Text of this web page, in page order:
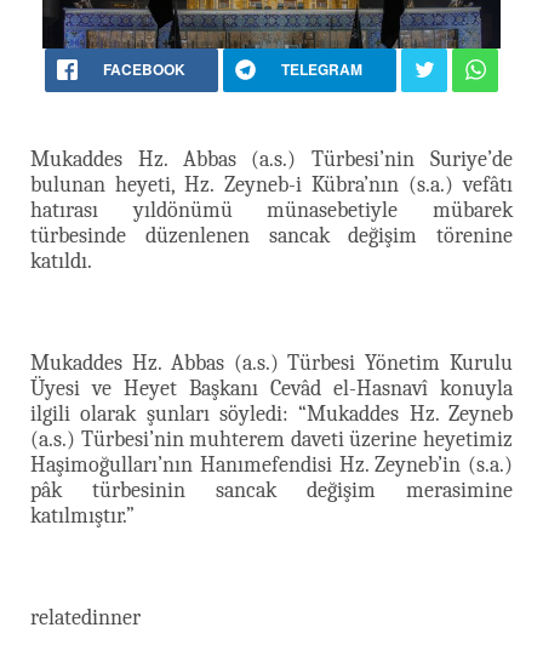
FACEBOOK TELEGRAM
Mukaddes Hz. Abbas (a.s.) Türbesi’nin Suriye’de
bulunan heyeti, Hz. Zeyneb-i Kübra’nın (s.a.) vefâtı
hatırası yıldönümü münasebetiyle mübarek
türbesinde düzenlenen sancak değişim törenine
katıldı.
Mukaddes Hz. Abbas (a.s.) Türbesi Yönetim Kurulu
Üyesi ve Heyet Başkanı Cevâd el-Hasnavî konuyla
ilgili olarak şunları söyledi: “Mukaddes Hz. Zeyneb
(a.s.) Türbesi’nin muhterem daveti üzerine heyetimiz
Haşimoğulları’nın Hanımefendisi Hz. Zeyneb’in (s.a.)
pâk türbesinin sancak değişim merasimine
katılmıştır.”
relatedinner